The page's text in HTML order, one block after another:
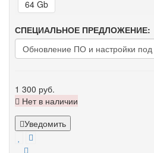
СПЕЦИАЛЬНОЕ ПРЕДЛОЖЕНИЕ:
1 300 руб.
Нет в наличии
Уведомить